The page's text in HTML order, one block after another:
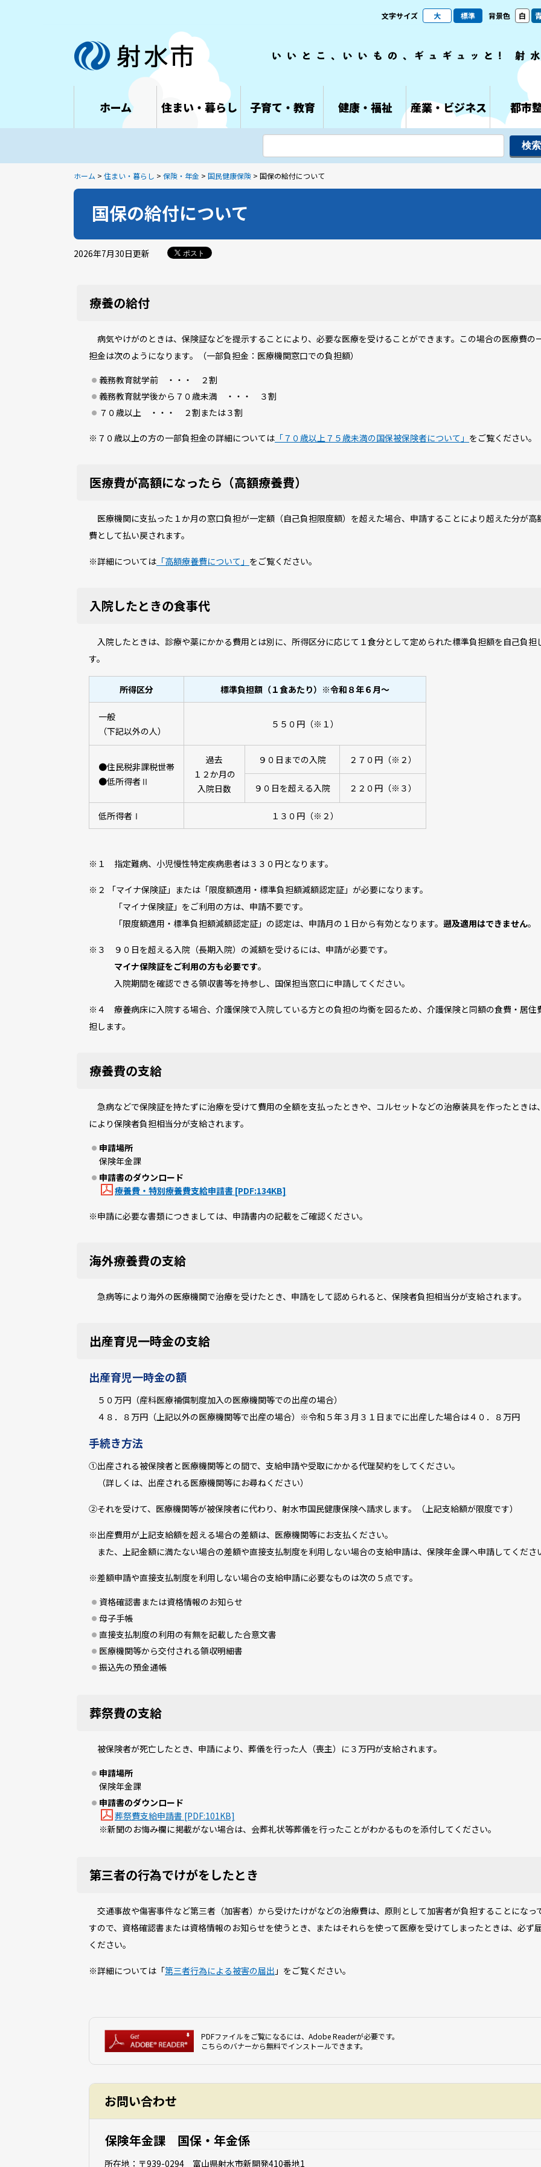
文字サイズ 大 標準 背景色 白
ホーム 住まい・暮らし 子育て・教育 健康・福祉 産業・ビジネス 都市
ホーム > 住まい・暮らし > 保険・年金 > 国民健康保険 > 国保の給付について
国保の給付について
2026年7月30日更新 ポスト
療養の給付
病気やけがのときは、保険証などを提示することにより、必要な医療を受けることができます。この場合の医療費の
担金は次のようになります。（一部負担金：医療機関窓口での負担額）
義務教育就学前 ・・・ ２割
義務教育就学後から７０歳未満 ・・・ ３割
７０歳以上 ・・・ ２割または３割
※７０歳以上の方の一部負担金の詳細については 「７０歳以上７５歳未満の国保被保険者について」 をご覧ください。
医療費が高額になったら（高額療養費）
医療機関に支払った１か月の窓口負担が一定額（自己負担限度額）を超えた場合、申請することにより超えた分が高
費として払い戻されます。
※詳細については 「高額療養費について」 をご覧ください。
入院したときの食事代
入院したときは、診療や薬にかかる費用とは別に、所得区分に応じて１食分として定められた標準負担額を自己負担
す。
所得区分 標準負担額（１食あたり）※令和８年６月～
一般
（下記以外の人）
５５０円（※１）
●住民税非課税世帯
●低所得者Ⅱ
過去
１２か月の
入院日数
９０日までの入院 ２７０円（※２）
９０日を超える入院 ２２０円（※３）
低所得者Ⅰ １３０円（※２）
※１ 指定難病、小児慢性特定疾病患者は３３０円となります。
※２ 「マイナ保険証」または「限度額適用・標準負担額減額認定証」が必要になります。
「マイナ保険証」をご利用の方は、申請不要です。
「限度額適用・標準負担額減額認定証」の認定は、申請月の１日から有効となります。 遡及適用はできません。
※３ ９０日を超える入院（長期入院）の減額を受けるには、申請が必要です。
マイナ保険証をご利用の方も必要です。
入院期間を確認できる領収書等を持参し、国保担当窓口に申請してください。
※４ 療養病床に入院する場合、介護保険で入院している方との負担の均衡を図るため、介護保険と同額の食費・居住
担します。
療養費の支給
急病などで保険証を持たずに治療を受けて費用の全額を支払ったときや、コルセットなどの治療装具を作ったときは
により保険者負担相当分が支給されます。
申請場所
保険年金課
申請書のダウンロード
療養費・特別療養費支給申請書 [PDF:134KB]
※申請に必要な書類につきましては、申請書内の記載をご確認ください。
海外療養費の支給
急病等により海外の医療機関で治療を受けたとき、申請をして認められると、保険者負担相当分が支給されます。
出産育児一時金の支給
出産育児一時金の額
５０万円（産科医療補償制度加入の医療機関等での出産の場合）
４８．８万円（上記以外の医療機関等で出産の場合）※令和５年３月３１日までに出産した場合は４０．８万円
手続き方法
①出産される被保険者と医療機関等との間で、支給申請や受取にかかる代理契約をしてください。
（詳しくは、出産される医療機関等にお尋ねください）
②それを受けて、医療機関等が被保険者に代わり、射水市国民健康保険へ請求します。（上記支給額が限度です）
※出産費用が上記支給額を超える場合の差額は、医療機関等にお支払ください。
また、上記金額に満たない場合の差額や直接支払制度を利用しない場合の支給申請は、保険年金課へ申請してくださ
※差額申請や直接支払制度を利用しない場合の支給申請に必要なものは次の５点です。
資格確認書または資格情報のお知らせ
母子手帳
直接支払制度の利用の有無を記載した合意文書
医療機関等から交付される領収明細書
振込先の預金通帳
葬祭費の支給
被保険者が死亡したとき、申請により、葬儀を行った人（喪主）に３万円が支給されます。
申請場所
保険年金課
申請書のダウンロード
葬祭費支給申請書 [PDF:101KB]
※新聞のお悔み欄に掲載がない場合は、会葬礼状等葬儀を行ったことがわかるものを添付してください。
第三者の行為でけがをしたとき
交通事故や傷害事件など第三者（加害者）から受けたけがなどの治療費は、原則として加害者が負担することになっ
すので、資格確認書または資格情報のお知らせを使うとき、またはそれらを使って医療を受けてしまったときは、必ず
ください。
※詳細については「第三者行為による被害の届出 」をご覧ください。
PDFファイルをご覧になるには、Adobe Readerが必要です。
こちらのバナーから無料でインストールできます。
お問い合わせ
保険年金課 国保・年金係
所在地： 〒939-0294 富山県射水市新開発410番地1